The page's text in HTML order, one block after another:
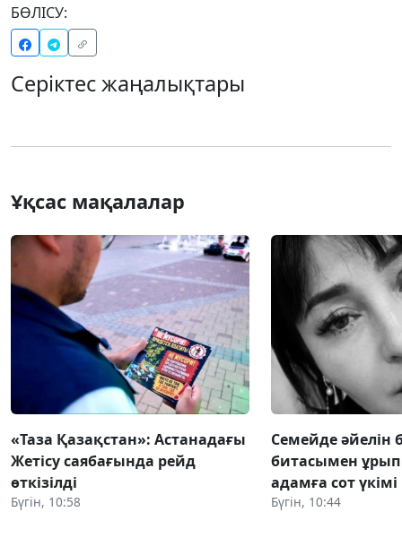
БӨЛІСУ:
Серіктес жаңалықтары
Ұқсас мақалалар
«Таза Қазақстан»: Астанадағы
Жетісу саябағында рейд
өткізілді
Бүгін, 10:58
Семейде әйелін
битасымен ұрып
адамға сот
Бүгін, 10:44